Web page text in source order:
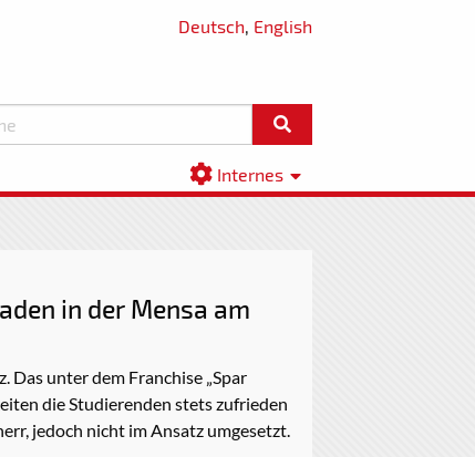
Deutsch, English
Internes
in der Mensa am
unter dem Franchise „Spar
die Studierenden stets zufrieden
jedoch nicht im Ansatz umgesetzt.